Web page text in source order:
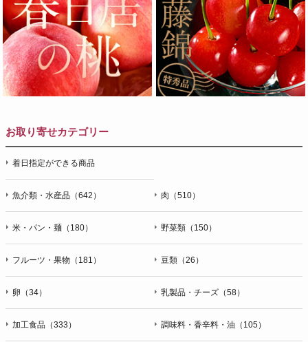
お取り寄せカテゴリー
着日指定ができる商品
魚介類・水産品（642） 肉（510）
米・パン・麺（180） 野菜類（150）
フルーツ・果物（181） 豆類（26）
卵（34） 乳製品・チーズ（58）
加工食品（333） 調味料・香辛料・油（105）